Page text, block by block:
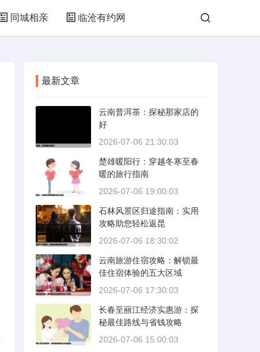
同城相亲 临沧有约网
最新文章
云南普洱茶：探秘那家店的
好
2026-07-06 21:30:03
楚雄暖阳行：穿越冬寒至春
暖的旅行指南
2026-07-06 19:00:03
石林风景区归途指南：实用
攻略助您轻松返昆
2026-07-06 18:30:02
云南旅游住宿攻略：解锁最
佳住宿体验的五大区域
2026-07-06 17:30:03
长春至丽江经济实惠游：探
秘最佳路线与省钱攻略
2026-07-06 15:00:03